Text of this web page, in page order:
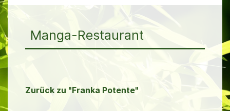
Manga-Restaurant
Zurück zu "Franka Potente"